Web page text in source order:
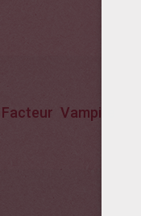
Facteur Vampire